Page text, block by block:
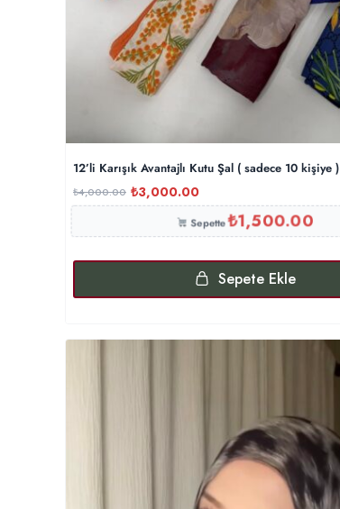
12’li Karışık Avantajlı Kutu Şal ( sadece 10 kişiye )
₺4,000.00 ₺3,000.00
Sepette₺1,500.00
Sepete Ekle